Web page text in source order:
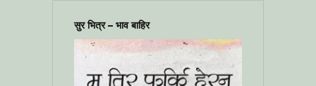
सुर भित्र – भाव बाहिर